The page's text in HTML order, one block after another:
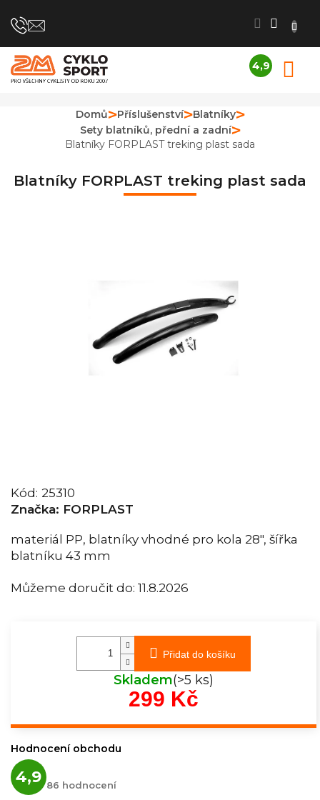
na
4,9
je
4,9
z
Domů Příslušenství
Blatníky
Sety blatníků, přední a zadní
Blatníky FORPLAST treking plast sada
Blatníky FORPLAST treking plast sada
Kód: 25310
Značka: FORPLAST
Můžeme doručit do: 11.8.2026
materiál PP, blatníky vhodné pro kola 28", šířka
blatníku 43 mm
Přidat do košíku
Skladem(>5 ks)
299 Kč
Hodnocení obchodu
4,9 hodnocení
obchodu
86 hodnocení